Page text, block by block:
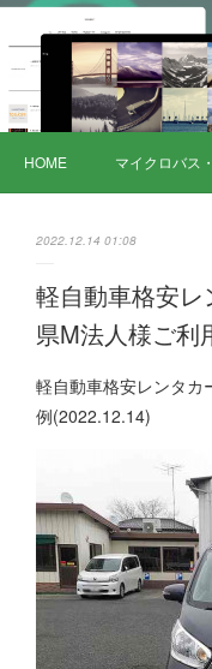
HOME マイクロバス
2022.12.14 01:08
軽自動車格安
県M法人様ご利
軽自動車格安レンタカ
例(2022.12.14)